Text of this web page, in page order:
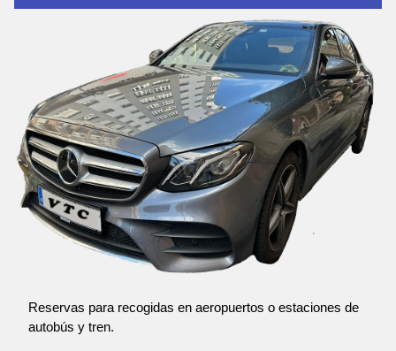
Reservas para recogidas en aeropuertos o estaciones de
autobús y tren.